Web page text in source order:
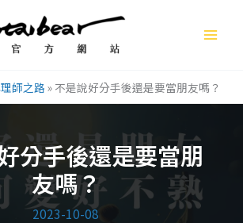
師之路 » 不是說好分手後還是要當朋友嗎？
分手後還是要當朋
友嗎？
2023-10-08